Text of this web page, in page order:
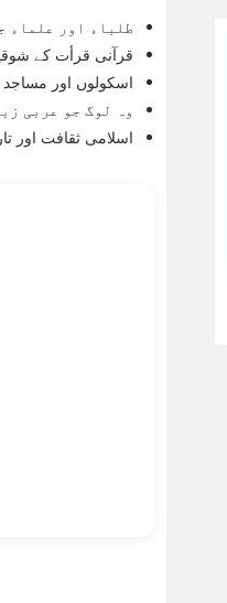
طلباء اور علماء
قرآنی قرأت کے
اسکولوں اور مساجد
وہ لوگ جو عربی
اسلامی ثقافت اور